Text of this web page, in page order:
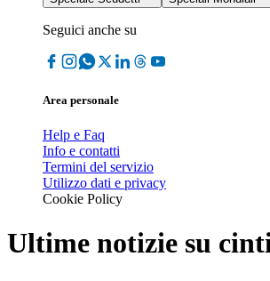
Seguici anche su
Area personale
Help e Faq
Info e contatti
Termini del servizio
Utilizzo dati e privacy
Cookie Policy
Ultime notizie su